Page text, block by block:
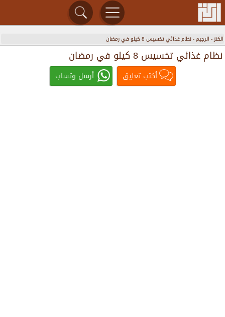
الكنز- الرجيم-نظام غذائي تخسيس 8 كيلو في رمضان
نظام غذائي تخسيس 8 كيلو في رمضان
أكتب تعليق أرسل وتساب